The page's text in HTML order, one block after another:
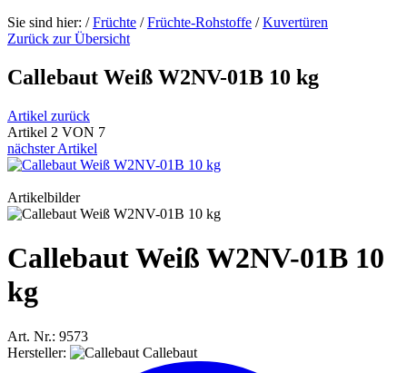
Sie sind hier: /Früchte /Früchte-Rohstoffe /Kuvertüren
Zurück zur Übersicht
Callebaut Weiß W2NV-01B 10 kg
Artikel zurück
Artikel 2 VON 7
nächster Artikel
Artikelbilder
Callebaut Weiß W2NV-01B 10
kg
Art. Nr.: 9573
Hersteller:
Callebaut